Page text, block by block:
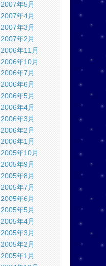
2007年5月
2007年4月
2007年3月
2007年2月
2006年11月
2006年10月
2006年7月
2006年6月
2006年5月
2006年4月
2006年3月
2006年2月
2006年1月
2005年10月
2005年9月
2005年8月
2005年7月
2005年6月
2005年5月
2005年4月
2005年3月
2005年2月
2005年1月